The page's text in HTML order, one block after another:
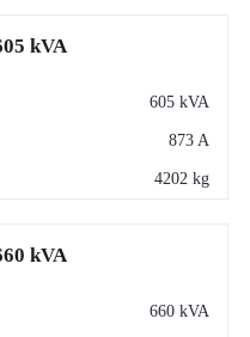
kVA
605 kVA
873 A
4202 kg
kVA
660 kVA